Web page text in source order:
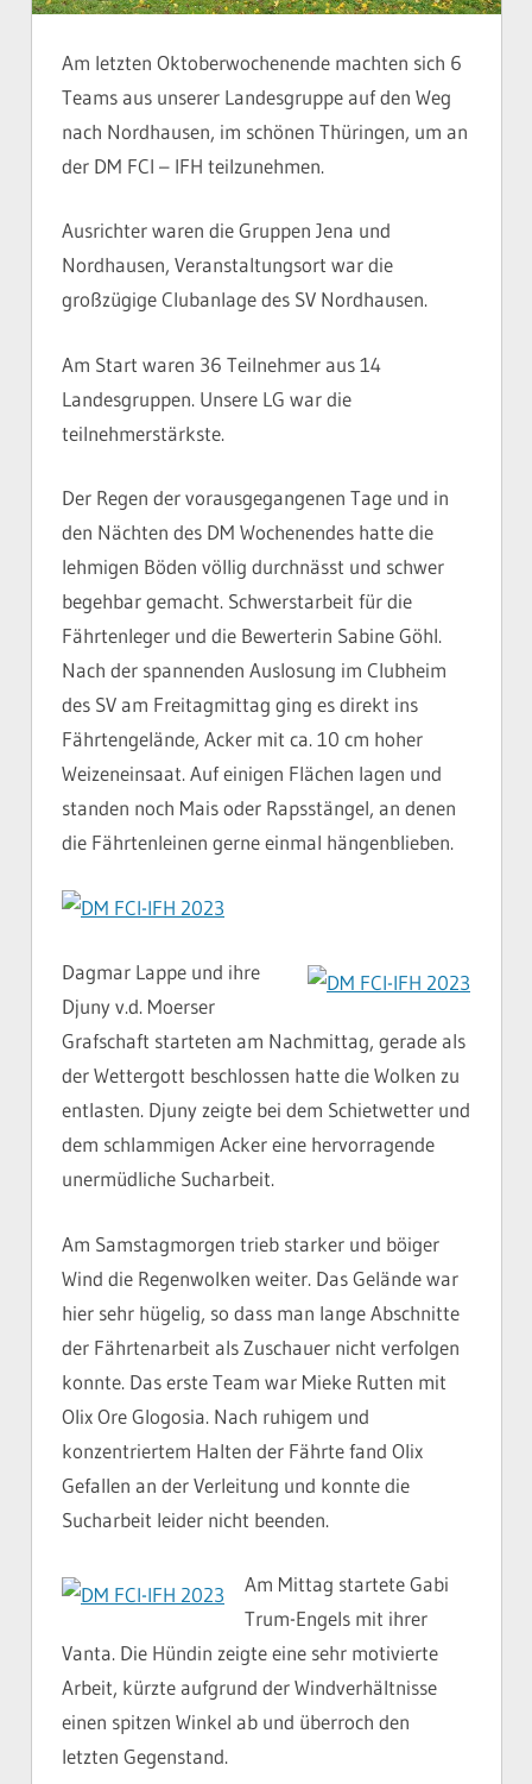
Am letzten Oktoberwochenende machten sich 6
Teams aus unserer Landesgruppe auf den Weg
nach Nordhausen, im schönen Thüringen, um an
der DM FCI – IFH teilzunehmen.
Ausrichter waren die Gruppen Jena und
Nordhausen, Veranstaltungsort war die
großzügige Clubanlage des SV Nordhausen.
Am Start waren 36 Teilnehmer aus 14
Landesgruppen. Unsere LG war die
teilnehmerstärkste.
Der Regen der vorausgegangenen Tage und in
den Nächten des DM Wochenendes hatte die
lehmigen Böden völlig durchnässt und schwer
begehbar gemacht. Schwerstarbeit für die
Fährtenleger und die Bewerterin Sabine Göhl.
Nach der spannenden Auslosung im Clubheim
des SV am Freitagmittag ging es direkt ins
Fährtengelände, Acker mit ca. 10 cm hoher
Weizeneinsaat. Auf einigen Flächen lagen und
standen noch Mais oder Rapsstängel, an denen
die Fährtenleinen gerne einmal hängenblieben.
Dagmar Lappe und ihre
Djuny v.d. Moerser
Grafschaft starteten am Nachmittag, gerade als
der Wettergott beschlossen hatte die Wolken zu
entlasten. Djuny zeigte bei dem Schietwetter und
dem schlammigen Acker eine hervorragende
unermüdliche Sucharbeit.
Am Samstagmorgen trieb starker und böiger
Wind die Regenwolken weiter. Das Gelände war
hier sehr hügelig, so dass man lange Abschnitte
der Fährtenarbeit als Zuschauer nicht verfolgen
konnte. Das erste Team war Mieke Rutten mit
Olix Ore Glogosia. Nach ruhigem und
konzentriertem Halten der Fährte fand Olix
Gefallen an der Verleitung und konnte die
Sucharbeit leider nicht beenden.
Am Mittag startete Gabi
Trum-Engels mit ihrer
Vanta. Die Hündin zeigte eine sehr motivierte
Arbeit, kürzte aufgrund der Windverhältnisse
einen spitzen Winkel ab und überroch den
letzten Gegenstand.